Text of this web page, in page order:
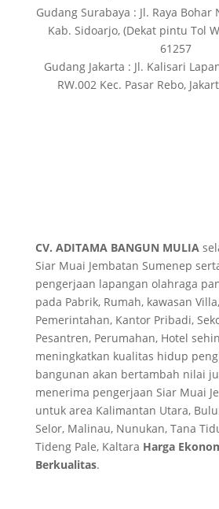
Gudang Surabaya : Jl. Raya Bohar
Kab. Sidoarjo, (Dekat pintu Tol
61257
Gudang Jakarta : Jl. Kalisari
RW.002 Kec. Pasar Rebo,
CV. ADITAMA BANGUN MULIA
Siar Muai Jembatan Sumenep
pengerjaan lapangan olahraga
pada Pabrik, Rumah, kawasan
Pemerintahan, Kantor Pribadi,
Pesantren, Perumahan, Hotel
meningkatkan kualitas hidup
bangunan akan bertambah nilai
menerima pengerjaan Siar Muai
untuk area Kalimantan Utara,
Selor, Malinau, Nunukan, Tana
Tideng Pale, Kaltara Harga
Berkualitas.